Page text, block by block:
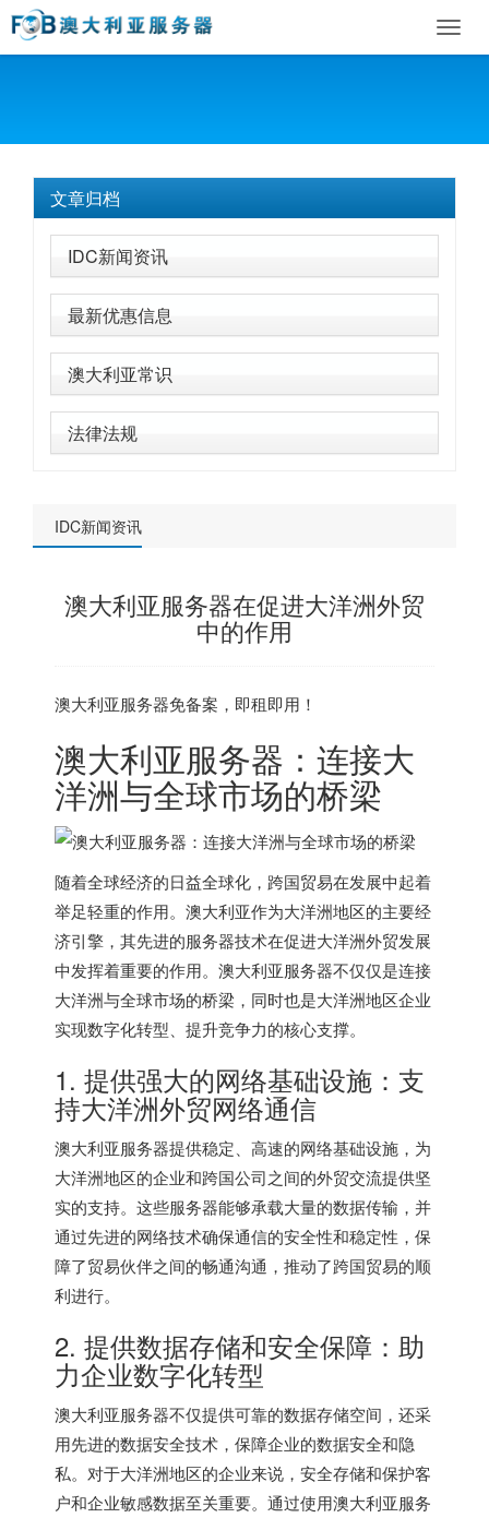
文章归档
IDC新闻资讯
最新优惠信息
澳大利亚常识
法律法规
IDC新闻资讯
澳大利亚服务器在促进大洋洲外贸
中的作用
澳大利亚服务器免备案，即租即用！
澳大利亚服务器 ：连接大
洋洲与全球市场的桥梁
随着全球经济的日益全球化，跨国贸易在发展中起着
举足轻重的作用。澳大利亚作为大洋洲地区的主要经
济引擎，其先进的服务器技术在促进大洋洲外贸发展
中发挥着重要的作用。 澳大利亚服务器不仅仅是连接
大洋洲与全球市场的桥梁，同时也是大洋洲地区企业
实现数字化转型、提升竞争力的核心支撑。
1. 提供强大的网络基础设施：支
持大洋洲外贸网络通信
澳大利亚服务器提供稳定、高速的网络基础设施，为
大洋洲地区的企业和跨国公司之间的外贸交流提供坚
实的支持。这些服务器能够承载大量的数据传输，并
通过先进的网络技术确保通信的安全性和稳定性，保
障了贸易伙伴之间的畅通沟通，推动了跨国贸易的顺
利进行。
2. 提供数据存储和安全保障：助
力企业数字化转型
澳大利亚服务器不仅提供可靠的数据存储空间，还采
用先进的数据安全技术，保障企业的数据安全和隐
私。对于大洋洲地区的企业来说，安全存储和保护客
户和企业敏感数据至关重要。通过使用澳大利亚服务